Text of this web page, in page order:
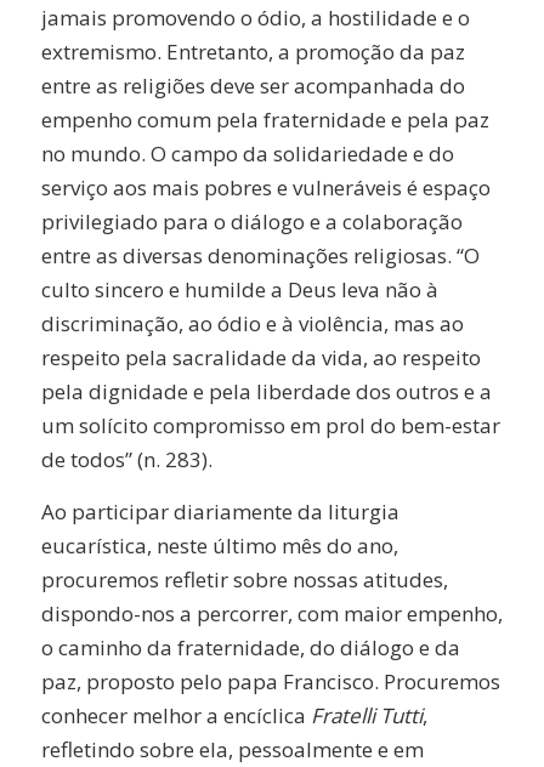
jamais promovendo o ódio, a hostilidade e o
extremismo. Entretanto, a promoção da paz
entre as religiões deve ser acompanhada do
empenho comum pela fraternidade e pela paz
no mundo. O campo da solidariedade e do
serviço aos mais pobres e vulneráveis é espaço
privilegiado para o diálogo e a colaboração
entre as diversas denominações religiosas. “O
culto sincero e humilde a Deus leva não à
discriminação, ao ódio e à violência, mas ao
respeito pela sacralidade da vida, ao respeito
pela dignidade e pela liberdade dos outros e a
um solícito compromisso em prol do bem-estar
de todos” (n. 283).
Ao participar diariamente da liturgia
eucarística, neste último mês do ano,
procuremos refletir sobre nossas atitudes,
dispondo-nos a percorrer, com maior empenho,
o caminho da fraternidade, do diálogo e da
paz, proposto pelo papa Francisco. Procuremos
conhecer melhor a encíclica Fratelli Tutti,
refletindo sobre ela, pessoalmente e em